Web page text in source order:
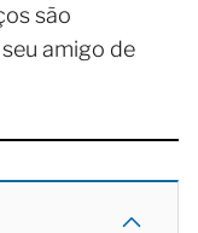
são
amigo de